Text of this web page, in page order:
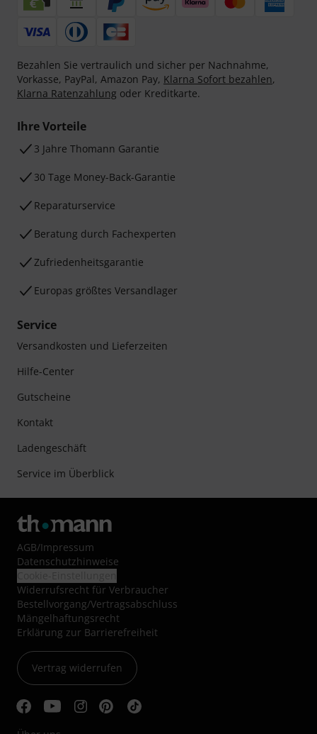
Bezahlen Sie vertraulich und sicher per Nachnahme,
Vorkasse, PayPal, Amazon Pay, Klarna Sofort bezahlen,
Klarna Ratenzahlung oder Kreditkarte.
Ihre Vorteile
3 Jahre Thomann Garantie
30 Tage Money-Back-Garantie
Reparaturservice
Beratung durch Fachexperten
Zufriedenheitsgarantie
Europas größtes Versandlager
Service
Versandkosten und Lieferzeiten
Hilfe-Center
Gutscheine
Kontakt
Ladengeschäft
Service im Überblick
AGB/Impressum
Datenschutzhinweise
Widerrufsrecht für Verbraucher
Bestellvorgang/Vertragsabschluss
Mängelhaftungsrecht
Erklärung zur Barrierefreiheit
Vertrag widerrufen